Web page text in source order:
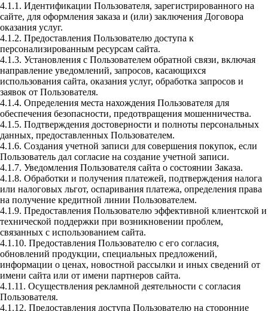
4.1.1. Идентификации Пользователя, зарегистрированного на
сайте, для оформления заказа и (или) заключения Договора
оказания услуг.
4.1.2. Предоставления Пользователю доступа к
персонализированным ресурсам сайта.
4.1.3. Установления с Пользователем обратной связи, включая
направление уведомлений, запросов, касающихся
использования сайта, оказания услуг, обработка запросов и
заявок от Пользователя.
4.1.4. Определения места нахождения Пользователя для
обеспечения безопасности, предотвращения мошенничества.
4.1.5. Подтверждения достоверности и полноты персональных
данных, предоставленных Пользователем.
4.1.6. Создания учетной записи для совершения покупок, если
Пользователь дал согласие на создание учетной записи.
4.1.7. Уведомления Пользователя сайта о состоянии Заказа.
4.1.8. Обработки и получения платежей, подтверждения налога
или налоговых льгот, оспаривания платежа, определения права
на получение кредитной линии Пользователем.
4.1.9. Предоставления Пользователю эффективной клиентской и
технической поддержки при возникновении проблем,
связанных с использованием сайта.
4.1.10. Предоставления Пользователю с его согласия,
обновлений продукции, специальных предложений,
информации о ценах, новостной рассылки и иных сведений от
имени сайта или от имени партнеров сайта.
4.1.11. Осуществления рекламной деятельности с согласия
Пользователя.
4.1.12. Предоставления доступа Пользователю на сторонние